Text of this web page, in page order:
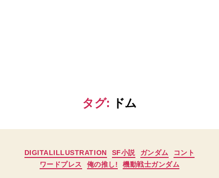
タグ: ドム
カ
テ
DIGITALILLUSTRATION SF小説 ガンダム
コント
ワードプレス
俺の推し! 機動戦士ガンダム